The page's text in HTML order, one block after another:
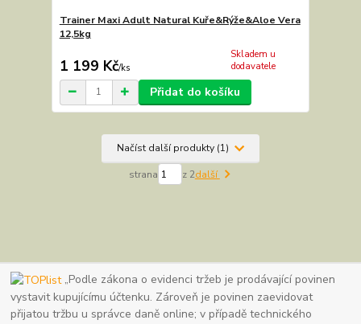
Trainer Maxi Adult Natural Kuře&Rýže&Aloe Vera
12,5kg
1 199 Kč/ks
Skladem u
dodavatele
Přidat do košíku
Načíst další produkty (1)
strana z 2další
„Podle zákona o evidenci tržeb je prodávající povinen
vystavit kupujícímu účtenku. Zároveň je povinen zaevidovat
přijatou tržbu u správce daně online; v případě technického